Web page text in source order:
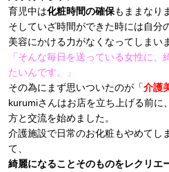
育児中は化粧時間の確保もままなり
そしていざ時間ができた時には自分
美容にかける力がなくなってしまい
「そんな毎日を送っている女性に
たいんです。」
その為にまず思いついたのが「介護
kurumiさんはお店を立ち上げる前に
方と交流を始めました。
介護施設で日常のお化粧もやめてし
て、
綺麗になることそのものをレクリエ